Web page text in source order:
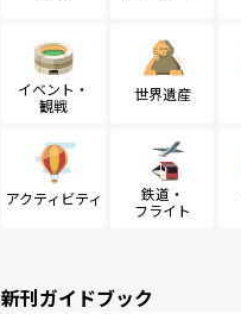
イベント・
観戦
世界遺産
アクティビティ
鉄道・
フライト
新刊ガイドブック